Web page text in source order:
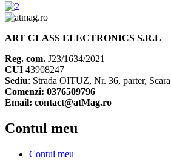
ART CLASS ELECTRONICS S.R.L
Reg. com. J23/1634/2021
CUI 43908247
Sediu: Strada OITUZ, Nr. 36, parter,
Comenzi: 0376509796
Email: contact@atMag.ro
Contul meu
Contul meu